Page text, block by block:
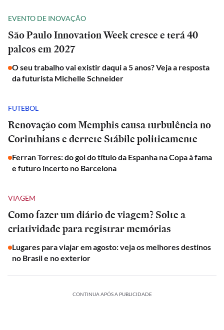
EVENTO DE INOVAÇÃO
São Paulo Innovation Week cresce e terá 40
palcos em 2027
O seu trabalho vai existir daqui a 5 anos? Veja a resposta
da futurista Michelle Schneider
FUTEBOL
Renovação com Memphis causa turbulência no
Corinthians e derrete Stábile politicamente
Ferran Torres: do gol do título da Espanha na Copa à fama
e futuro incerto no Barcelona
VIAGEM
Como fazer um diário de viagem? Solte a
criatividade para registrar memórias
Lugares para viajar em agosto: veja os melhores destinos
no Brasil e no exterior
CONTINUA APÓS A PUBLICIDADE